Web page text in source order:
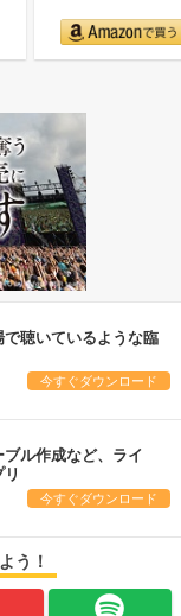
聴いているような臨
今すぐダウンロード
ル作成など、ライ
今すぐダウンロード
う！